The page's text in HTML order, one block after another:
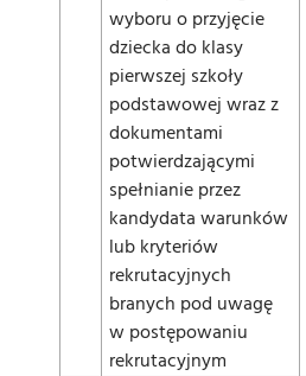
wyboru o przyjęcie
dziecka do klasy
pierwszej szkoły
podstawowej wraz z
dokumentami
potwierdzającymi
spełnianie przez
kandydata warunków
lub kryteriów
rekrutacyjnych
branych pod uwagę
w postępowaniu
rekrutacyjnym